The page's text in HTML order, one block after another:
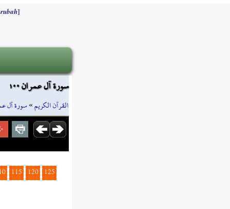
]
سورة آل عمران ١٠٠
القرآن الكريم»سورة آل
115 120 125